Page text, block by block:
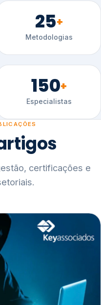
25+
Metodologias
150+
Especialistas
certificações e